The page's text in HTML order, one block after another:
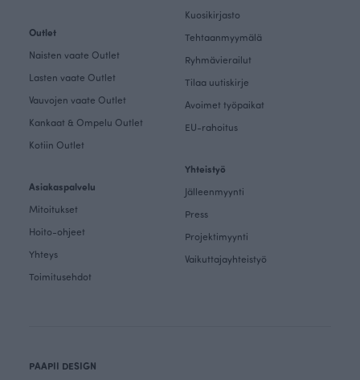
Outlet
Naisten vaate Outlet
Lasten vaate Outlet
Vauvojen vaate Outlet
Kankaat & Ompelu Outlet
Kotiin Outlet
Asiakaspalvelu
Mitoitukset
Hoito-ohjeet
Yhteys
Toimitusehdot
Kuosikirjasto
Tehtaanmyymälä
Ryhmävierailut
Tilaa uutiskirje
Avoimet työpaikat
EU-rahoitus
Yhteistyö
Jälleenmyynti
Press
Projektimyynti
Vaikuttajayhteistyö
PAAPII DESIGN